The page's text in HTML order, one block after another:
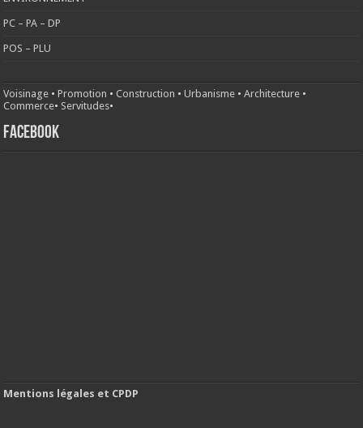
PC – PA – DP
POS – PLU
Voisinage •Promotion •Construction •Urbanisme •Architecture •
Commerce• Servitudes•
FACEBOOK
Mentions légales et CPDP